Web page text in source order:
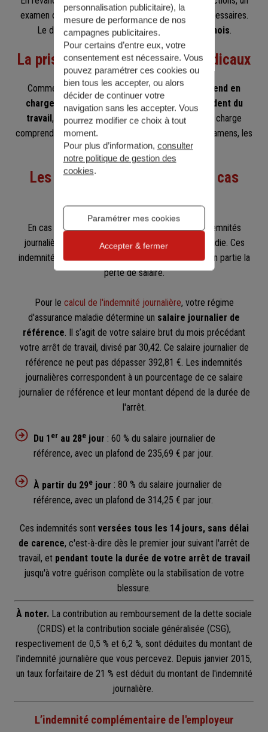
examen ou une enquête complémentaire seront nécessaires.
Le délai d'instruction sera alors prolongé de
2 mois.
La prise en charge des soins médicaux
Comme indiqué plus haut,la Sécurité sociale prend en
charge à 100 % les frais médicaux liés à l'accident du
travail , sans avance pour le salarié. Cette prise en charge
comprend les consultations, les médicaments, les examens, les
soins infirmiers, etc.​
Les indemnités journalières en cas
En cas d'arrêt de travail, le salarié perçoit des indemnités
journalières versées par la caisse d’assurance maladie. Ces
indemnités journalières permettent de compenser en partie la
perte de salaire.
Pour le calcul de l'indemnité journalière, votre régime
d'assurance maladie détermine un salaire journalier de
référence. Il s’agit de votre salaire brut du mois précédant
votre arrêt de travail, divisé par 30,42. Ce salaire journalier de
référence ne peut pas dépasser 392,81 €. Les indemnités
journalières correspondent à un pourcentage de ce salaire
journalier de référence et leur montant dépend de la durée de
l'arrêt.​
Du 1 er au 28e jour : 60 % du salaire journalier de
référence, avec un plafond de 235,69 € par jour.​
À partir du 29e jour : 80 % du salaire journalier de
référence, avec un plafond de 314,25 € par jour.
Ces indemnités sont versées tous les 14 jours, sans délai
de carence, c'est-à-dire dès le premier jour suivant l'arrêt de
travail, et pendant toute la durée de votre arrêt de travail
jusqu'à votre guérison complète ou la stabilisation de votre
blessure.
À noter. La contribution au remboursement de la dette sociale
(CRDS) et la contribution sociale généralisée (CSG),
respectivement de 0,5 % et 6,2 %, sont déduites du montant de
l'indemnité journalière que vous percevez. Depuis janvier 2015,
un taux forfaitaire de 21 % est déduit du montant de l'indemnité
journalière.
L’indemnité complémentaire de l'employeur
personnalisation publicitaire), la
mesure de performance de nos
campagnes publicitaires.
Pour certains d’entre eux, votre
consentement est nécessaire. Vous
pouvez paramétrer ces cookies ou
bien tous les accepter, ou alors
décider de continuer votre
navigation sans les accepter. Vous
pourrez modifier ce choix à tout
moment.
Pour plus d’information, consulter
notre politique de gestion des
cookies.
Paramétrer mes cookies
Accepter & fermer